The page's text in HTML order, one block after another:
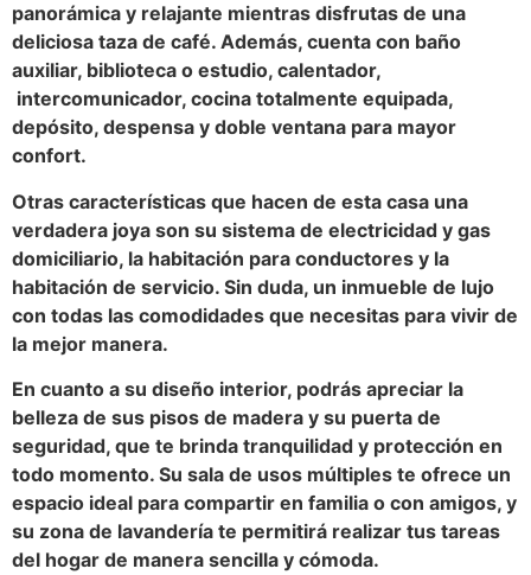
panorámica y relajante mientras disfrutas de una
deliciosa taza de café. Además, cuenta con baño
auxiliar, biblioteca o estudio, calentador,
intercomunicador, cocina totalmente equipada,
depósito, despensa y doble ventana para mayor
confort.
Otras características que hacen de esta casa una
verdadera joya son su sistema de electricidad y gas
domiciliario, la habitación para conductores y la
habitación de servicio. Sin duda, un inmueble de lujo
con todas las comodidades que necesitas para vivir de
la mejor manera.
En cuanto a su diseño interior, podrás apreciar la
belleza de sus pisos de madera y su puerta de
seguridad, que te brinda tranquilidad y protección en
todo momento. Su sala de usos múltiples te ofrece un
espacio ideal para compartir en familia o con amigos, y
su zona de lavandería te permitirá realizar tus tareas
del hogar de manera sencilla y cómoda.